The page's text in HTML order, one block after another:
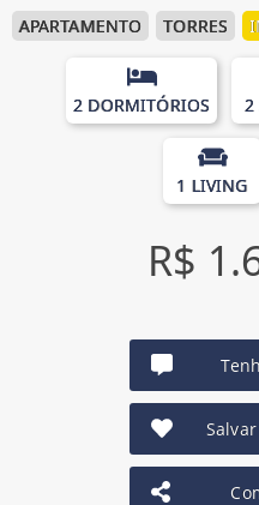
APARTAMENTO TORRES
2 DORMITÓRIOS 2
1 LIVING
R$